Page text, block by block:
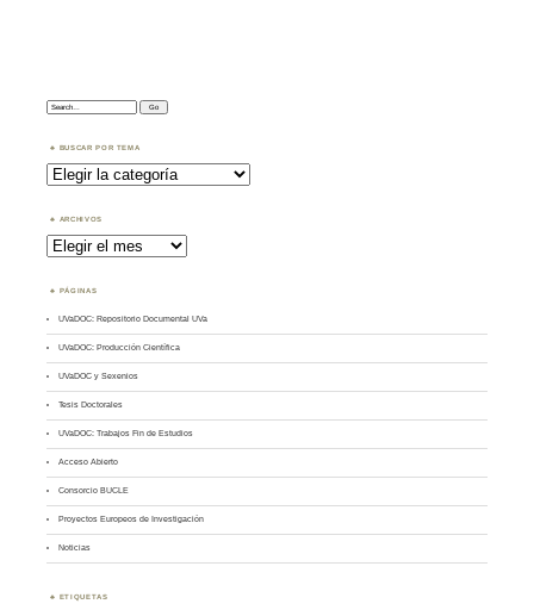
Search:
BUSCAR POR TEMA
Buscar
por
Tema
ARCHIVOS
Archivos
PÁGINAS
UVaDOC: Repositorio Documental UVa
UVaDOC: Producción Científica
UVaDOC y Sexenios
Tesis Doctorales
UVaDOC: Trabajos Fin de Estudios
Acceso Abierto
Consorcio BUCLE
Proyectos Europeos de Investigación
Noticias
ETIQUETAS